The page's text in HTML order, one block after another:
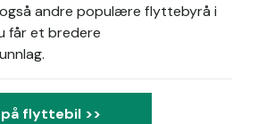
andre populære flyttebyrå i
får et bredere
flyttebil >>